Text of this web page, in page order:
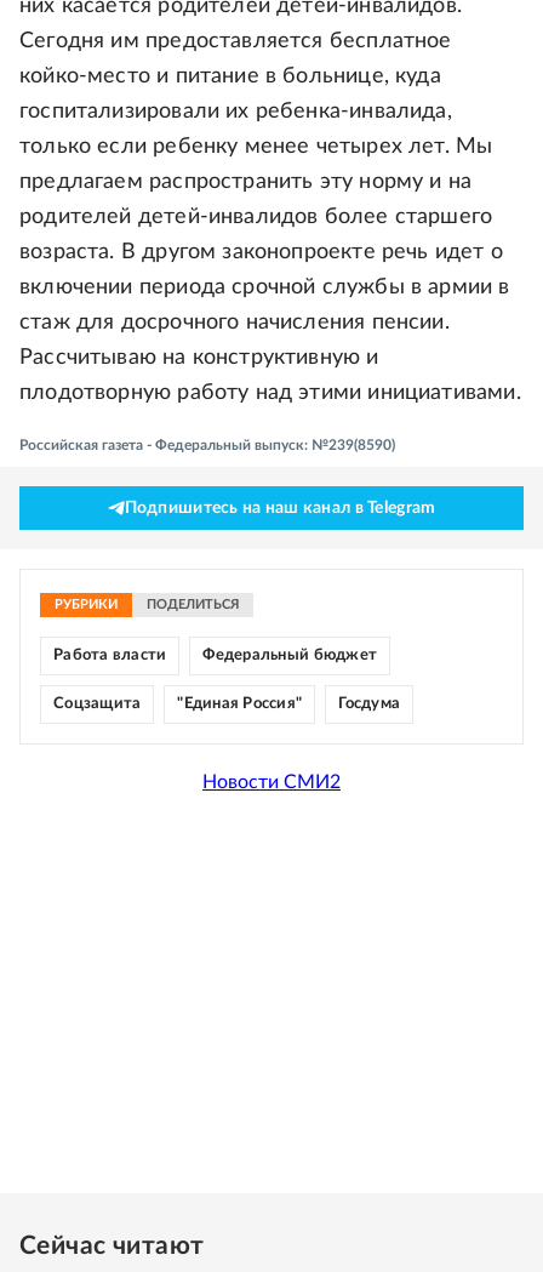
них касается родителей детей-инвалидов.
Сегодня им предоставляется бесплатное
койко-место и питание в больнице, куда
госпитализировали их ребенка-инвалида,
только если ребенку менее четырех лет. Мы
предлагаем распространить эту норму и на
родителей детей-инвалидов более старшего
возраста. В другом законопроекте речь идет о
включении периода срочной службы в армии в
стаж для досрочного начисления пенсии.
Рассчитываю на конструктивную и
плодотворную работу над этими инициативами.
Российская газета - Федеральный выпуск: №239(8590)
Подпишитесь на наш канал в Telegram
РУБРИКИ ПОДЕЛИТЬСЯ
Работа власти Федеральный бюджет
Соцзащита "Единая Россия" Госдума
Новости СМИ2
Сейчас читают